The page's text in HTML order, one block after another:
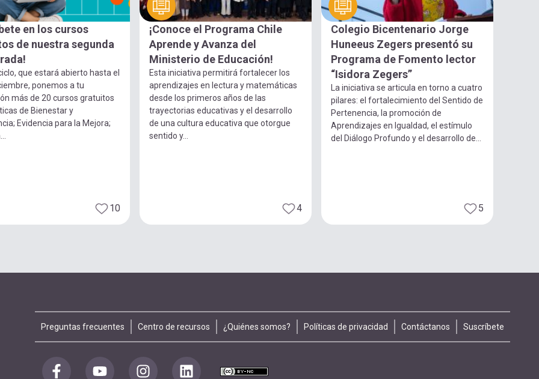
en los cursos
de nuestra segunda
que estará abierto hasta el
ponemos a tu
más de 20 cursos gratuitos
de Bienestar y
Evidencia para la Mejora;
10
¡Conoce el Programa Chile
Aprende y Avanza del
Ministerio de Educación!
Esta iniciativa permitirá fortalecer los
aprendizajes en lectura y matemáticas
desde los primeros años de las
trayectorias educativas y el desarrollo
de una cultura educativa que otorgue
sentido y...
4
Colegio Bicentenario Jorge
Huneeus Zegers presentó su
Programa de Fomento lector
“Isidora Zegers”
La iniciativa se articula en torno a cuatro
pilares: el fortalecimiento del Sentido de
Pertenencia, la promoción de
Aprendizajes en Igualdad, el estímulo
del Diálogo Profundo y el desarrollo de...
5
Footer
menu
Preguntas frecuentes Centro de recursos ¿Quiénes somos? Políticas de privacidad Contáctanos Suscríbete